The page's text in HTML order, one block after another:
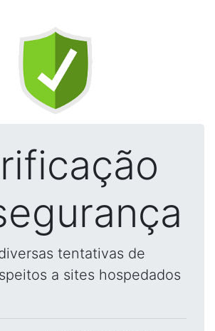
tentativas de
a sites hospedados